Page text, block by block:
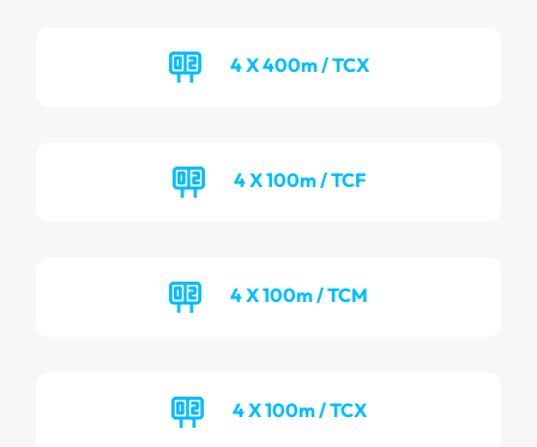
4 X 400m / TCX
4 X 100m / TCF
4 X 100m / TCM
4 X 100m / TCX